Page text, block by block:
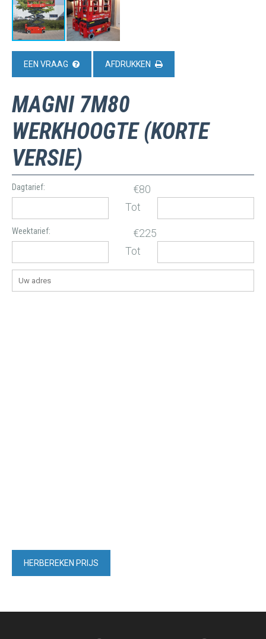
EEN VRAAG AFDRUKKEN
MAGNI 7M80
WERKHOOGTE (KORTE
VERSIE)
Dagtarief:
€80
Tot
Weektarief:
€225
Tot